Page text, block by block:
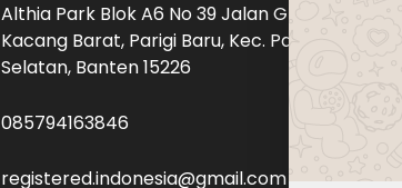
Althia Park Blok A6 No 39 Jalan Graha Raya
Kacang Barat, Parigi Baru, Kec. Pd. Aren, Kota
Selatan, Banten 15226
085794163846
registered.indonesia@gmail.com